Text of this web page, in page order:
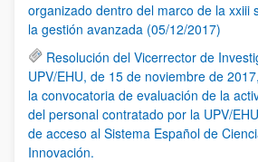
organizado dentro del marco de la xxiii
la gestión avanzada (05/12/2017)
Resolución del Vicerrector de
UPV/EHU, de 15 de noviembre de
la convocatoria de evaluación de la
del personal contratado por la UPV/
de acceso al Sistema Español de
Innovación.